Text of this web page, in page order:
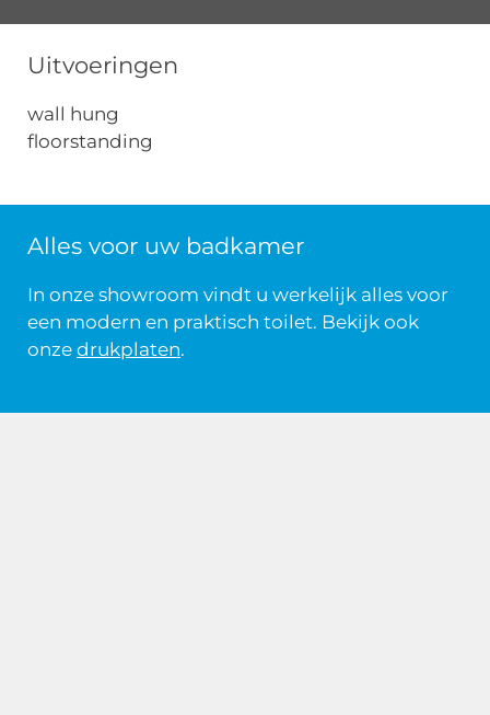
Uitvoeringen
wall hung
floorstanding
Alles voor uw badkamer
In onze showroom vindt u werkelijk alles voor
een modern en praktisch toilet. Bekijk ook
onze drukplaten.